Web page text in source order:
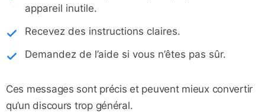
appareil inutile.
Recevez des instructions claires.
Demandez de l’aide si vous n’êtes pas sûr.
Ces messages sont précis et peuvent mieux convertir
qu’un discours trop général.